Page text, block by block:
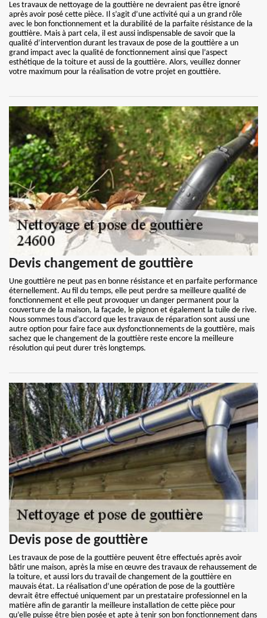
Les travaux de nettoyage de la gouttière ne devraient pas être ignoré
après avoir posé cette pièce. Il s’agit d’une activité qui a un grand rôle
avec le bon fonctionnement et la durabilité de la parfaite résistance de la
gouttière. Mais à part cela, il est aussi indispensable de savoir que la
qualité d’intervention durant les travaux de pose de la gouttière a un
grand impact avec la qualité de fonctionnement ainsi que l’aspect
esthétique de la toiture et aussi de la gouttière. Alors, veuillez donner
votre maximum pour la réalisation de votre projet en gouttière.
Devis changement de gouttière
Une gouttière ne peut pas en bonne résistance et en parfaite performance
éternellement. Au fil du temps, elle peut perdre sa meilleure qualité de
fonctionnement et elle peut provoquer un danger permanent pour la
couverture de la maison, la façade, le pignon et également la tuile de rive.
Nous sommes tous d’accord que les travaux de réparation sont aussi une
autre option pour faire face aux dysfonctionnements de la gouttière, mais
sachez que le changement de la gouttière reste encore la meilleure
résolution qui peut durer très longtemps.
Devis pose de gouttière
Les travaux de pose de la gouttière peuvent être effectués après avoir
bâtir une maison, après la mise en œuvre des travaux de rehaussement de
la toiture, et aussi lors du travail de changement de la gouttière en
mauvais état. La réalisation d’une opération de pose de la gouttière
devrait être effectué uniquement par un prestataire professionnel en la
matière afin de garantir la meilleure installation de cette pièce pour
qu’elle puisse être bien posée et apte à tenir son bon fonctionnement dans